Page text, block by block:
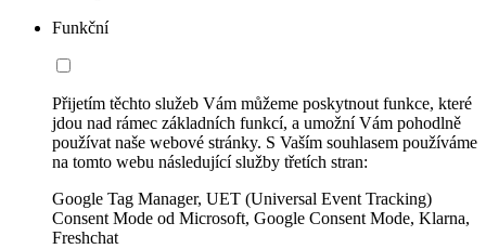
Funkční
Přijetím těchto služeb Vám můžeme poskytnout funkce, které
jdou nad rámec základních funkcí, a umožní Vám pohodlně
používat naše webové stránky. S Vaším souhlasem používáme
na tomto webu následující služby třetích stran:
Google Tag Manager, UET (Universal Event Tracking)
Consent Mode od Microsoft, Google Consent Mode, Klarna,
Freshchat